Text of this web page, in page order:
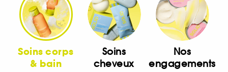
Soins corps
& bain
Soins
cheveux
Nos
engagements